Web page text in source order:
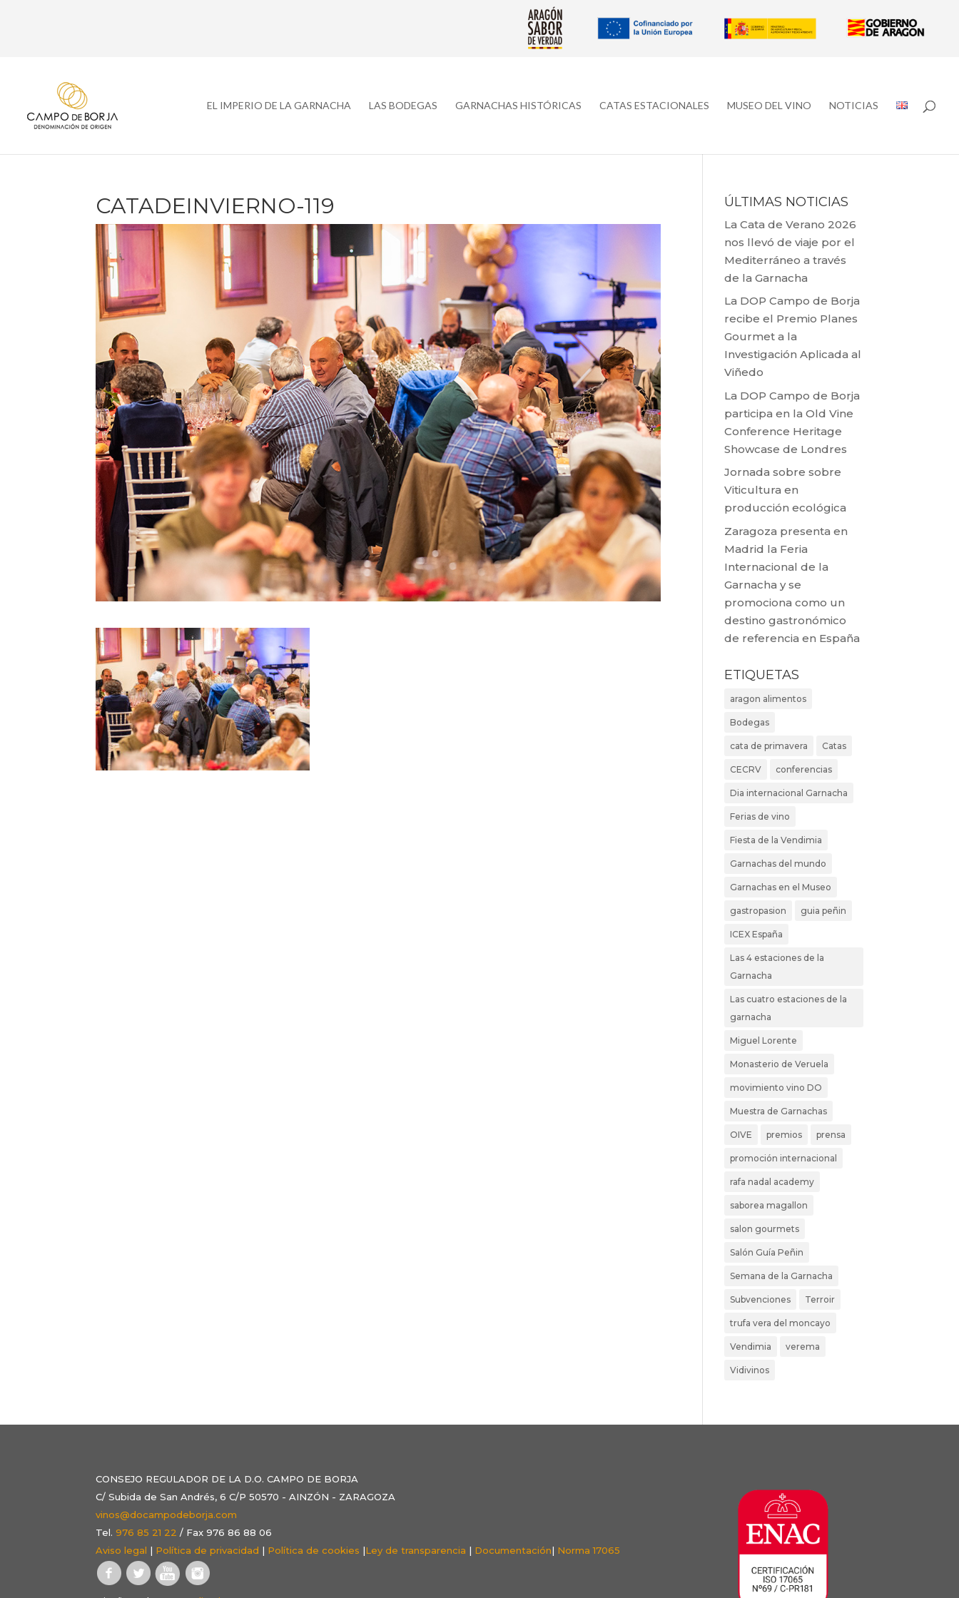
EL IMPERIO DE LA GARNACHA LAS BODEGAS GARNACHAS HISTÓRICAS CATAS ESTACIONALES MUSEO DEL VINO NOTICIAS
CATADEINVIERNO-119 ÚLTIMAS NOTICIAS
La Cata de Verano 2026
nos llevó de viaje por el
Mediterráneo a través
de la Garnacha
La DOP Campo de Borja
recibe el Premio Planes
Gourmet a la
Investigación Aplicada al
Viñedo
La DOP Campo de Borja
participa en la Old Vine
Conference Heritage
Showcase de Londres
Jornada sobre sobre
Viticultura en
producción ecológica
Zaragoza presenta en
Madrid la Feria
Internacional de la
Garnacha y se
promociona como un
destino gastronómico
de referencia en España
ETIQUETAS
aragon alimentos
Bodegas
cata de primavera Catas
CECRV conferencias
Dia internacional Garnacha
Ferias de vino
Fiesta de la Vendimia
Garnachas del mundo
Garnachas en el Museo
gastropasion guia peñin
ICEX España
Las 4 estaciones de la
Garnacha
Las cuatro estaciones de la
garnacha
Miguel Lorente
Monasterio de Veruela
movimiento vino DO
Muestra de Garnachas
OIVE premios prensa
promoción internacional
rafa nadal academy
saborea magallon
salon gourmets
Salón Guía Peñin
Semana de la Garnacha
Subvenciones Terroir
trufa vera del moncayo
Vendimia verema
Vidivinos
CONSEJO REGULADOR DE LA D.O. CAMPO DE BORJA
C/ Subida de San Andrés, 6 C/P 50570 - AINZÓN - ZARAGOZA
vinos@docampodeborja.com
Tel.976 85 21 22 / Fax 976 86 88 06
Aviso legal | Política de privacidad | Política de cookies |Ley de transparencia | Documentación| Norma 17065